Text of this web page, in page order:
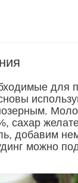
для
сахар
добавим
можно